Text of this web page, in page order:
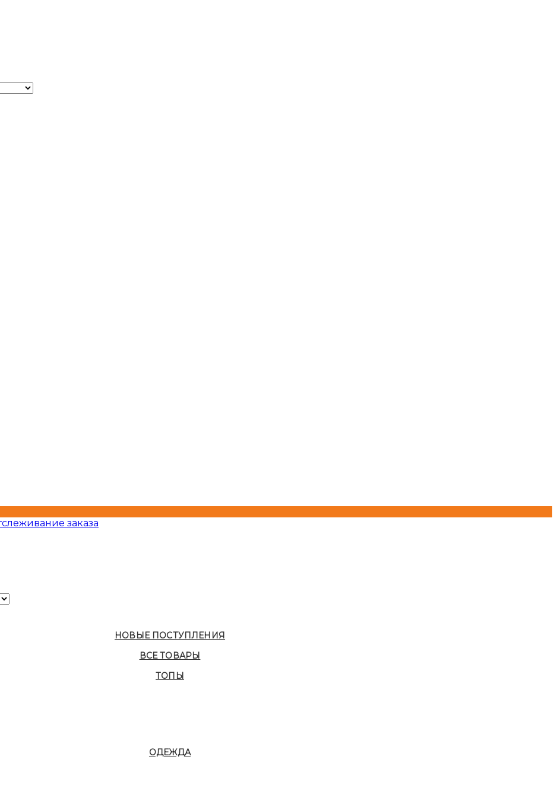
заказа
НОВЫЕ ПОСТУПЛЕНИЯ
ВСЕ ТОВАРЫ
ТОПЫ
ОДЕЖДА